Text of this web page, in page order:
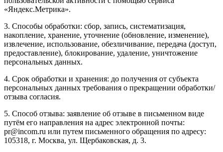
«Яндекс.Метрика».
3. Способы обработки: сбор, запись, систематизация,
накопление, хранение, уточнение (обновление, изменение),
извлечение, использование, обезличивание, передача (доступ,
предоставление), блокирование, удаление, уничтожение
персональных данных.
4. Срок обработки и хранения: до получения от субъекта
персональных данных требования о прекращении обработки/
отзыва согласия.
5. Способ отзыва: заявление об отзыве в письменном виде
путём его направления на адрес электронной почты:
pr@incom.ru или путем письменного обращения по адресу:
105318, г. Москва, ул. Щербаковская, д. 3.